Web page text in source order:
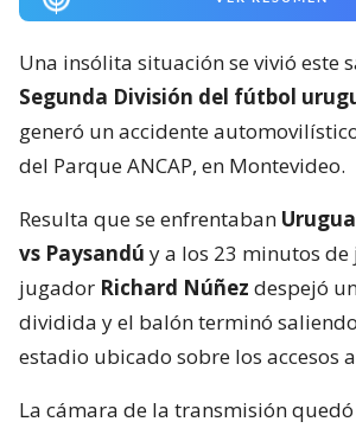
Una insólita situación se vivió este
Segunda División del fútbol
generó un accidente
del Parque ANCAP, en Montevideo.
Resulta que se enfrentaban
vs Paysandú y a los 23 minutos de
jugador Richard Núñez despejó
dividida y el balón terminó
estadio ubicado sobre los accesos
La cámara de la transmisión